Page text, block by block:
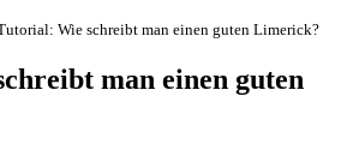
Wie schreibt man einen guten Limerick?
man einen guten